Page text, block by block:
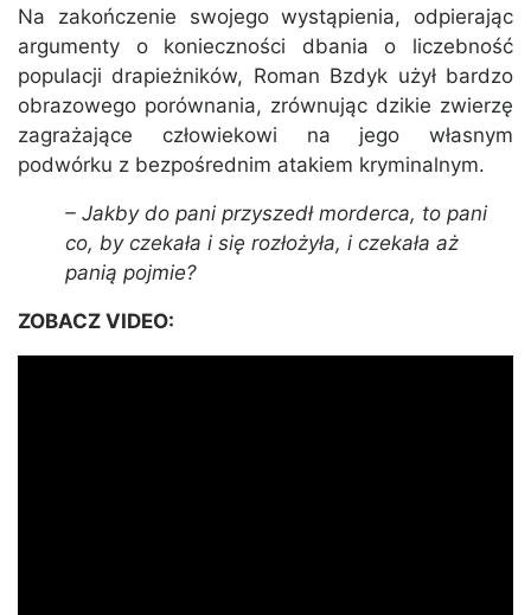
Na zakończenie swojego wystąpienia, odpierając
argumenty o konieczności dbania o liczebność
populacji drapieżników, Roman Bzdyk użył bardzo
obrazowego porównania, zrównując dzikie zwierzę
zagrażające człowiekowi na jego własnym
podwórku z bezpośrednim atakiem kryminalnym.
– Jakby do pani przyszedł morderca, to pani
co, by czekała i się rozłożyła, i czekała aż
panią pojmie?
ZOBACZ VIDEO: